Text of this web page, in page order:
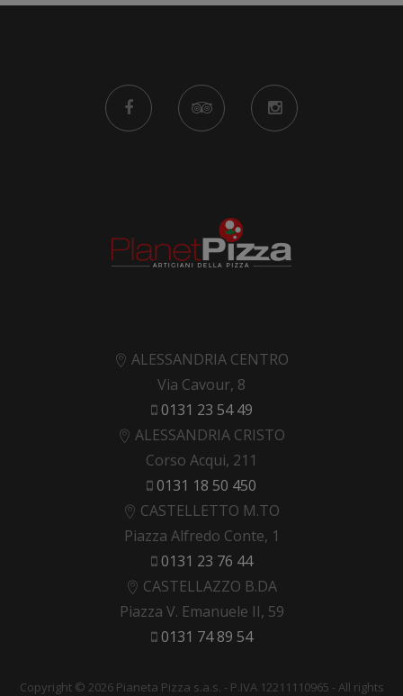
ALESSANDRIA CENTRO
Via Cavour, 8
0131 23 54 49
ALESSANDRIA CRISTO
Corso Acqui, 211
0131 18 50 450
CASTELLETTO M.TO
Piazza Alfredo Conte, 1
0131 23 76 44
CASTELLAZZO B.DA
Piazza V. Emanuele II, 59
0131 74 89 54
Copyright © 2026 Pianeta Pizza s.a.s. - P.IVA 12211110965 - All rights